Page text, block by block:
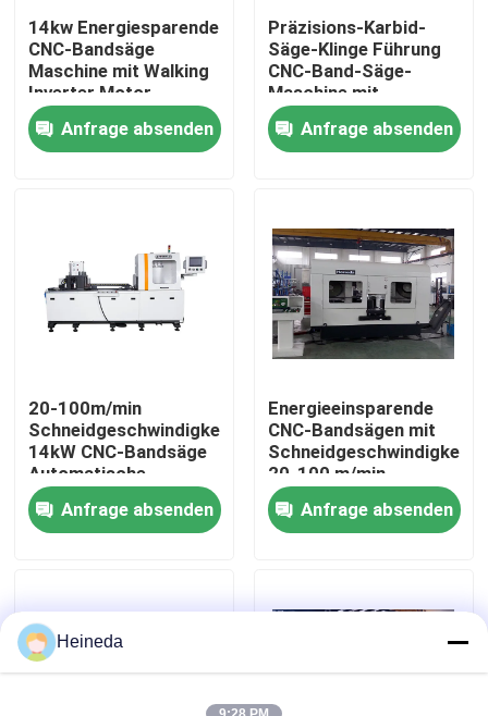
Haus
Produkte
Fabrik-Ausflug
Treten Sie mit uns in Verbindung
Nachrichten
Cnc-Rundschreiben sah
14kw Energiesparende
CNC-Bandsäge
Maschine mit Walking
Inverter Motor
Anfrage absenden
Präzisions-Karbid-
Säge-Klinge Führung
CNC-Band-Säge-
Maschine mit
Energiespar-
Invertermotor
Anfrage absenden
20-100m/min
Schneidgeschwindigkeit
14kW CNC-Bandsäge
Automatische
Sägeabgabe
Anfrage absenden
Energieeinsparende
CNC-Bandsägen mit
Schneidgeschwindigkeit
20-100 m/min
Anfrage absenden
Heineda